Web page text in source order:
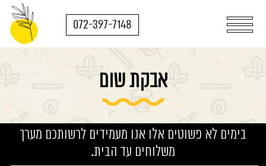
072-397-7148
אבקת שום
בימים לא פשוטים אלו אנו מעמידים לרשותכם מערך
משלוחים עד הבית.